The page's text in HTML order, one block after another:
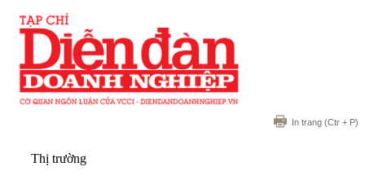
In trang (Ctr + P)
Thị trường